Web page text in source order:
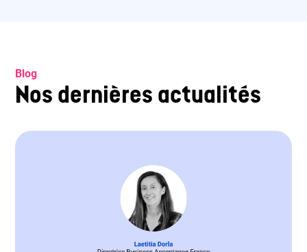
Blog
Nos dernières actualités